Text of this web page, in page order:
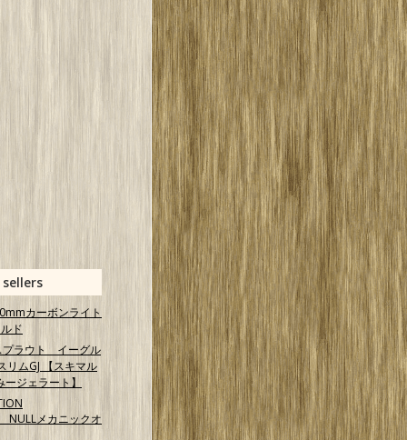
カーボンライト
ド
プラウト イーグル
リムGJ 【スキマル
ジェラート】
NULLメカニックオ